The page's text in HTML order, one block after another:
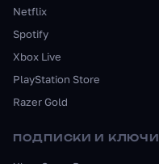
Netflix
Spotify
Xbox Live
PlayStation Store
Razer Gold
ПОДПИСКИ И КЛЮЧИ